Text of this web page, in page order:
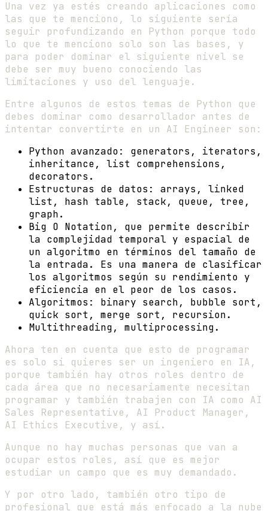
Una vez ya estés creando aplicaciones como
las que te menciono, lo siguiente sería
seguir profundizando en Python porque todo
lo que te menciono solo son las bases, y
para poder dominar el siguiente nivel se
debe ser muy bueno conociendo las
limitaciones y uso del lenguaje.
Entre algunos de estos temas de Python que
debes dominar como desarrollador antes de
intentar convertirte en un AI Engineer son:
Python avanzado: generators, iterators,
inheritance, list comprehensions,
decorators.
Estructuras de datos: arrays, linked
list, hash table, stack, queue, tree,
graph.
Big O Notation, que permite describir
la complejidad temporal y espacial de
un algoritmo en términos del tamaño de
la entrada. Es una manera de clasificar
los algoritmos según su rendimiento y
eficiencia en el peor de los casos.
Algoritmos: binary search, bubble sort,
quick sort, merge sort, recursion.
Multithreading, multiprocessing.
Ahora ten en cuenta que esto de programar
es solo si quieres ser un ingeniero en IA,
porque también hay otros roles dentro de
cada área que no necesariamente necesitan
programar y también trabajen con IA como AI
Sales Representative, AI Product Manager,
AI Ethics Executive, y así.
Aunque no hay muchas personas que van a
ocupar estos roles, así que es mejor
estudiar un campo que es muy demandado.
Y por otro lado, también otro tipo de
profesional que está más enfocado a la nube